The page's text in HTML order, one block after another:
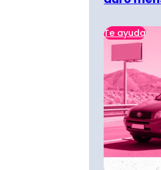
Te ayuda